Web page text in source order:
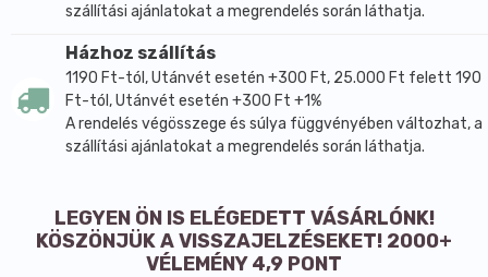
szállítási ajánlatokat a megrendelés során láthatja.
Házhoz szállítás
1190 Ft-tól, Utánvét esetén +300 Ft, 25.000 Ft felett 190
Ft-tól, Utánvét esetén +300 Ft +1%
A rendelés végösszege és súlya függvényében változhat, a
szállítási ajánlatokat a megrendelés során láthatja.
LEGYEN ÖN IS ELÉGEDETT VÁSÁRLÓNK!
KÖSZÖNJÜK A VISSZAJELZÉSEKET! 2000+
VÉLEMÉNY 4,9 PONT